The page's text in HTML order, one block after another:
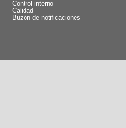
Control interno
Calidad
Buzón de notificaciones